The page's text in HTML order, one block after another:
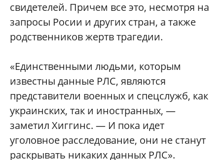
свидетелей. Причем все это, несмотря на
запросы Росии и других стран, а также
родственников жертв трагедии.
«Единственными людьми, которым
известны данные РЛС, являются
представители военных и спецслужб, как
украинских, так и иностранных, —
заметил Хиггинс. — И пока идет
уголовное расследование, они не станут
раскрывать никаких данных РЛС».